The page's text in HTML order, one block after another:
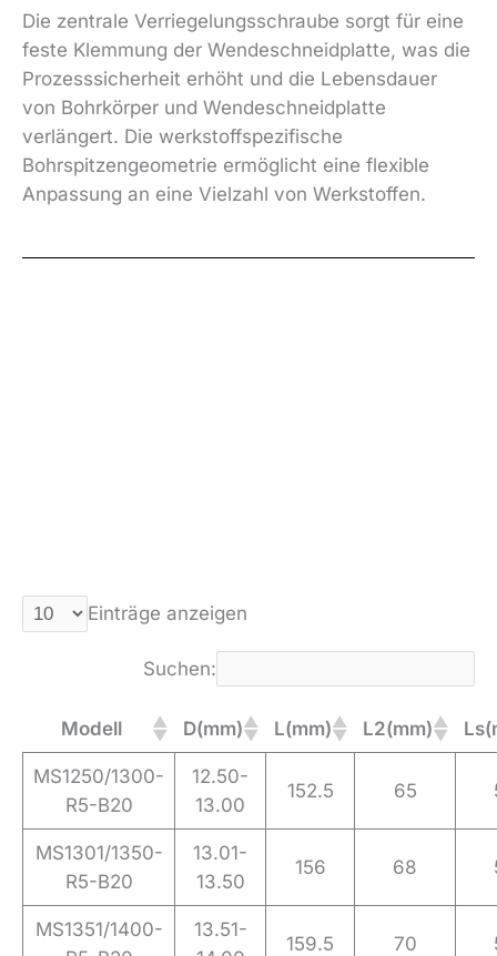
Die zentrale Verriegelungsschraube sorgt für eine
feste Klemmung der Wendeschneidplatte, was die
Prozesssicherheit erhöht und die Lebensdauer
von Bohrkörper und Wendeschneidplatte
verlängert. Die werkstoffspezifische
Bohrspitzengeometrie ermöglicht eine flexible
Anpassung an eine Vielzahl von Werkstoffen.
Einträge anzeigen
Suchen:
Modell D(mm) L(mm) L2(mm)
MS1250/1300-
R5-B20
12.50-
13.00
152.5 65
MS1301/1350-
R5-B20
13.01-
13.50
156 68
MS1351/1400-
13.51-
159.5 70